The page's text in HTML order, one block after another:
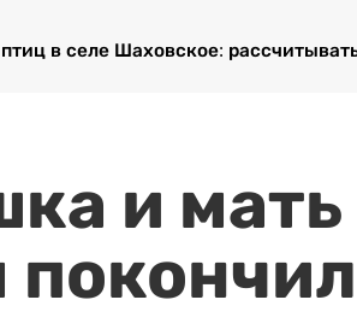
в селе Шаховское:
и